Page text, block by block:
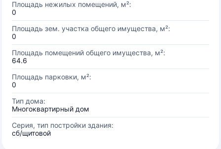
Площадь нежилых помещений, м²:
0
Площадь зем. участка общего имущества, м²:
0
Площадь помещений общего имущества, м²:
64.6
Площадь парковки, м²:
0
Тип дома:
Многоквартирный дом
Серия, тип постройки здания:
сб/щитовой